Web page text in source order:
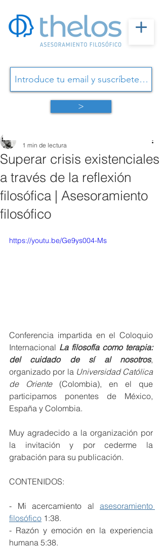
Superar crisis existenciales
a través de la reflexión
filosófica | Asesoramiento
filosófico
1 min de lectura
https://youtu.be/Ge9ys004-Ms
Conferencia impartida en el Coloquio
Internacional La filosofía como terapia:
del cuidado de sí al nosotros,
organizado por la Universidad Católica
de Oriente (Colombia), en el que
participamos ponentes de México,
España y Colombia.
Muy agradecido a la organización por
la invitación y por cederme la
grabación para su publicación.
CONTENIDOS:
- Mi acercamiento al asesoramiento
filosófico 1:38.
- Razón y emoción en la experiencia
humana 5:38.
>